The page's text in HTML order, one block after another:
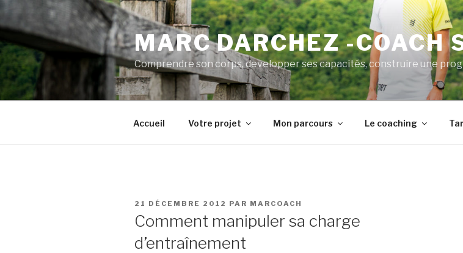
contenu
principal
MARC DARCHEZ -COACH
Comprendre son corps, developper ses capacités, construire une
Accueil Votre projet Mon parcours Le coaching
PUBLIÉ
21 DÉCEMBRE 2012 PAR MARCOACH
Comment manipuler sa charge
d’entraînement